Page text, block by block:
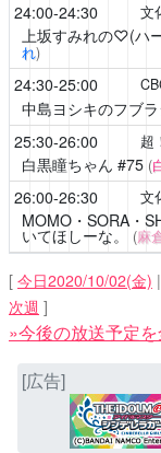
24:00-24:30 文
上坂すみれの♡(ハ
れ)
24:30-25:00
中島ヨシキのフブラ
25:30-26:00 超
白黒瞳ちゃん #75 (
26:00-26:30 文
MOMO・SORA・
いてほしーな。 (麻
[ 今日2020/10/02(金)
次週 ]
»今後の放送予定
[広告]